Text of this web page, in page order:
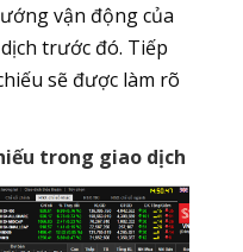
vận động của
trước đó. Tiếp
sẽ được làm rõ
trong giao dịch